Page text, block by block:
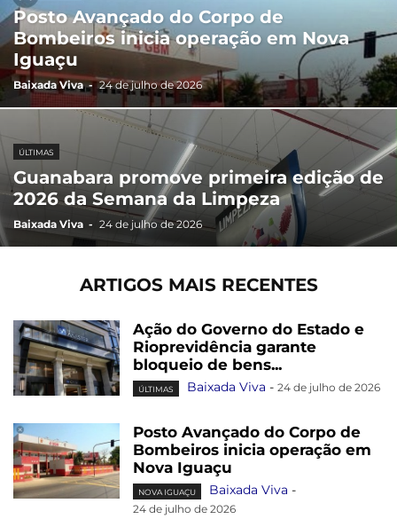
Posto Avançado do Corpo de
Bombeiros inicia operação em Nova
Iguaçu
Baixada Viva - 24 de julho de 2026
ÚLTIMAS
Guanabara promove primeira edição de
2026 da Semana da Limpeza
Baixada Viva - 24 de julho de 2026
ARTIGOS MAIS RECENTES
Ação do Governo do Estado e
Rioprevidência garante
bloqueio de bens...
ÚLTIMAS Baixada Viva - 24 de julho de 2026
Posto Avançado do Corpo de
Bombeiros inicia operação em
Nova Iguaçu
NOVA IGUAÇU Baixada Viva -
24 de julho de 2026